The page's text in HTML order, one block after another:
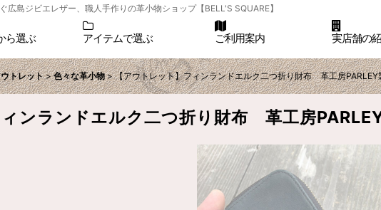
島ジビエレザー、職人手作りの革小物ショップ【BELL'S SQUARE】
ら選ぶ アイテムで選ぶ ご利用案内 実店舗の
トレット > 色々な革小物 > 【アウトレット】フィンランドエルク二つ折り財布 革工房PARLEY
ィンランドエルク二つ折り財布 革工房